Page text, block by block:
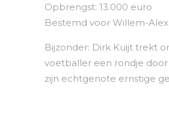
Opbrengst: 13.000 euro
Bestemd voor Willem-
Bijzonder: Dirk Kuijt trekt
voetballer een rondje
zijn echtgenote ernstige